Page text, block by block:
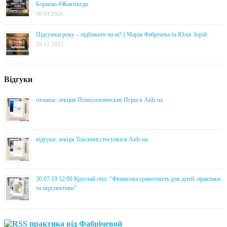
Бориско #Жовтікеди
30.03.2026
Підсумки року – підбивати чи ні? || Марія Фабрічева та Юлія Зорій
29.12.2025
Відгуки
отзывы: лекция Психологические Игры в Aids.ua
відгуки: лекція Токсичні стосунки в Aids.ua
30.07.19 12:00 Круглий стіл: “Фінансова грамотність для дітей: практики
та перспективи”
практика від Фабрічевой